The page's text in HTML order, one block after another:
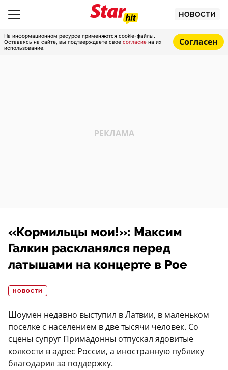
НОВОСТИ
На информационном ресурсе применяются cookie-файлы.
Оставаясь на сайте, вы подтверждаете свое согласие на их
использование.
Согласен
«Кормильцы мои!»: Максим
Галкин раскланялся перед
латышами на концерте в Рое
НОВОСТИ
Шоумен недавно выступил в Латвии, в маленьком
поселке с населением в две тысячи человек. Со
сцены супруг Примадонны отпускал ядовитые
колкости в адрес России, а иностранную публику
благодарил за поддержку.